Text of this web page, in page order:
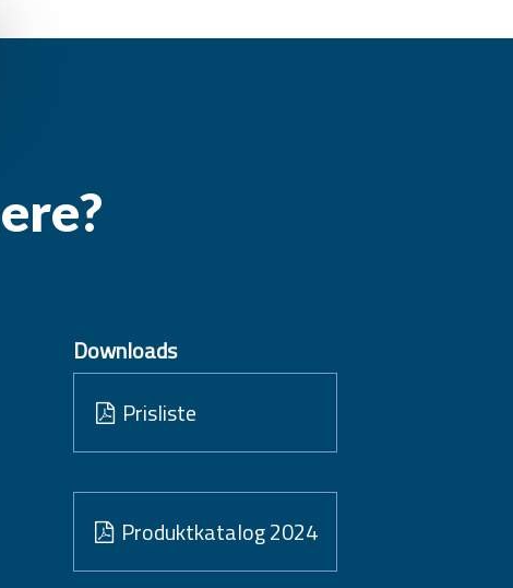
Downloads
Prisliste
Produktkatalog 2024